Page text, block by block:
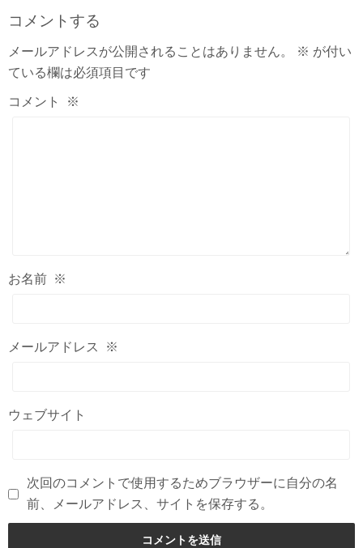
コメントする
メールアドレスが公開されることはありません。 ※ が付い
ている欄は必須項目です
コメント ※
お名前 ※
メールアドレス ※
ウェブサイト
次回のコメントで使用するためブラウザーに自分の名
前、メールアドレス、サイトを保存する。